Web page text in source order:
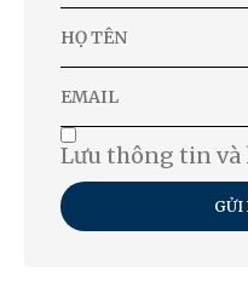
Lưu thông tin và
GỬI